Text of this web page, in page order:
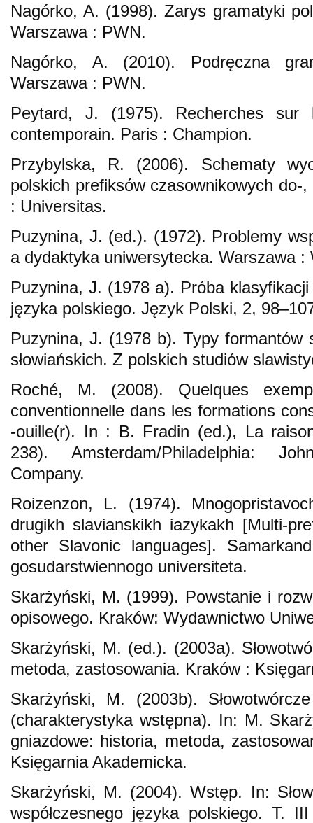
Nagórko, A. (1998). Zarys gramatyki
Warszawa : PWN.
Nagórko, A. (2010). Podręczna
Warszawa : PWN.
Peytard, J. (1975). Recherches sur
contemporain. Paris : Champion.
Przybylska, R. (2006). Schematy
polskich prefiksów czasownikowych
: Universitas.
Puzynina, J. (ed.). (1972). Problemy
a dydaktyka uniwersytecka. Warszawa :
Puzynina, J. (1978 a). Próba
języka polskiego. Język Polski, 2,
Puzynina, J. (1978 b). Typy formantów
słowiańskich. Z polskich studiów
Roché, M. (2008). Quelques
conventionnelle dans les formations
-ouille(r). In : B. Fradin (ed.), La
238). Amsterdam/Philadelphia:
Company.
Roizenzon, L. (1974).
drugikh slavianskikh iazykakh [Multi-
other Slavonic languages].
gosudarstwiennogo universiteta.
Skarżyński, M. (1999). Powstanie i
opisowego. Kraków: Wydawnictwo
Skarżyński, M. (ed.). (2003a).
metoda, zastosowania. Kraków :
Skarżyński, M. (2003b).
(charakterystyka wstępna). In: M.
gniazdowe: historia, metoda,
Księgarnia Akademicka.
Skarżyński, M. (2004). Wstęp. In:
współczesnego języka polskiego. T.